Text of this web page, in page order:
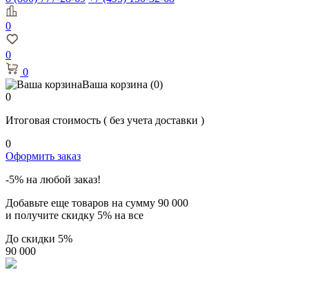
0
0
0
Ваша корзина (0)
0
Итоговая стоимость ( без учета доставки )
0
Оформить заказ
-5% на любой заказ!
Добавьте еще товаров на сумму 90 000
и получите скидку 5% на все
До скидки 5%
90 000